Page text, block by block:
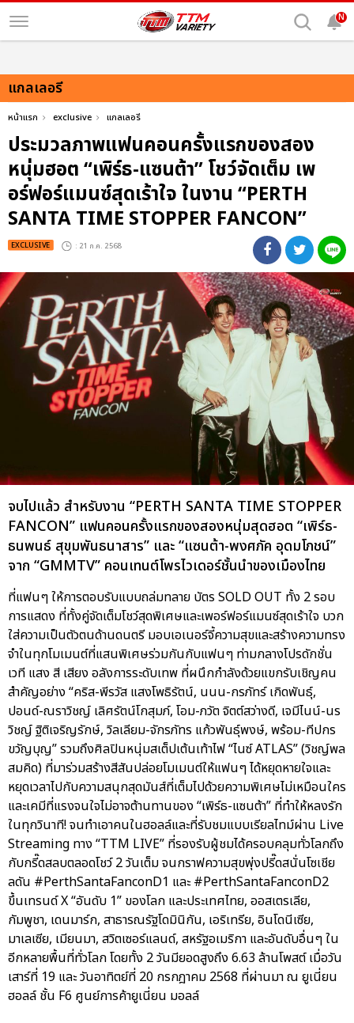
N
แกลเลอรี
หน้าแรก exclusive แกลเลอรี
ประมวลภาพแฟนคอนครั้งแรกของสอง
หนุ่มฮอต “เพิร์ธ-แซนต้า” โชว์จัดเต็ม เพ
อร์ฟอร์แมนซ์สุดเร้าใจ ในงาน “PERTH
SANTA TIME STOPPER FANCON”
EXCLUSIVE : 21 ก.ค. 2568
จบไปแล้ว สำหรับงาน “PERTH SANTA TIME STOPPER
FANCON” แฟนคอนครั้งแรกของสองหนุ่มสุดฮอต “เพิร์ธ-
ธนพนธ์ สุขุมพันธนาสาร” และ “แซนต้า-พงศภัค อุดมโภชน์”
จาก “GMMTV” คอนเทนต์โพรไวเดอร์ชั้นนำของเมืองไทย
ที่แฟนๆ ให้การตอบรับแบบถล่มทลาย บัตร SOLD OUT ทั้ง 2 รอบ
การแสดง ที่ทั้งคู่จัดเต็มโชว์สุดพิเศษและเพอร์ฟอร์แมนซ์สุดเร้าใจ บวก
ใส่ความเป็นตัวตนด้านดนตรี มอบเอเนอร์จี้ความสุขและสร้างความทรง
จำในทุกโมเมนต์ที่แสนพิเศษร่วมกันกับแฟนๆ ท่ามกลางโปรดักชั่น
เวที แสง สี เสียง อลังการระดับเทพ ที่ผนึกกำลังด้วยแขกรับเชิญคน
สำคัญอย่าง “คริส-พีรวัส แสงโพธิรัตน์, นนน-กรภัทร์ เกิดพันธุ์,
ปอนด์-ณราวิชญ์ เลิศรัตน์โกสุมภ์, โอม-ภวัต จิตต์สว่างดี, เจมีไนน์-นร
วิชญ์ ฐิติเจริญรักษ์, วิลเลียม-จักรภัทร แก้วพันธุ์พงษ์, พร้อม-ทีปกร
ขวัญบุญ” รวมถึงศิลปินหนุ่มสเต็ปเต้นเท้าไฟ “ไนซ์ ATLAS” (วิชญ์พล
สมคิด) ที่มาร่วมสร้างสีสันปล่อยโมเมนต์ให้แฟนๆ ได้หยุดหายใจและ
หยุดเวลาไปกับความสนุกสุดมันส์ที่เต็มไปด้วยความพิเศษไม่เหมือนใคร
และเคมีที่แรงจนใจไม่อาจต้านทานของ “เพิร์ธ-แซนต้า” ที่ทำให้หลงรัก
ในทุกวินาที! จนทำเอาคนในฮอลล์และที่รับชมแบบเรียลไทม์ผ่าน Live
Streaming ทาง “TTM LIVE” ที่รองรับผู้ชมได้ครอบคลุมทั่วโลกถึง
กับกรี๊ดสลบตลอดโชว์ 2 วันเต็ม จนกราฟความสุขพุ่งปรี๊ดสนั่นโซเชีย
ลดัน #PerthSantaFanconD1 และ #PerthSantaFanconD2
ขึ้นเทรนด์ X “อันดับ 1” ของโลก และประเทศไทย, ออสเตรเลีย,
กัมพูชา, เดนมาร์ก, สาธารณรัฐโดมินิกัน, เอริเทรีย, อินโดนีเซีย,
มาเลเซีย, เมียนมา, สวิตเซอร์แลนด์, สหรัฐอเมริกา และอันดับอื่นๆ ใน
อีกหลายพื้นที่ทั่วโลก โดยทั้ง 2 วันมียอดสูงถึง 6.63 ล้านโพสต์ เมื่อวัน
เสาร์ที่ 19 และ วันอาทิตย์ที่ 20 กรกฎาคม 2568 ที่ผ่านมา ณ ยูเนี่ยน
ฮอลล์ ชั้น F6 ศูนย์การค้ายูเนี่ยน มอลล์